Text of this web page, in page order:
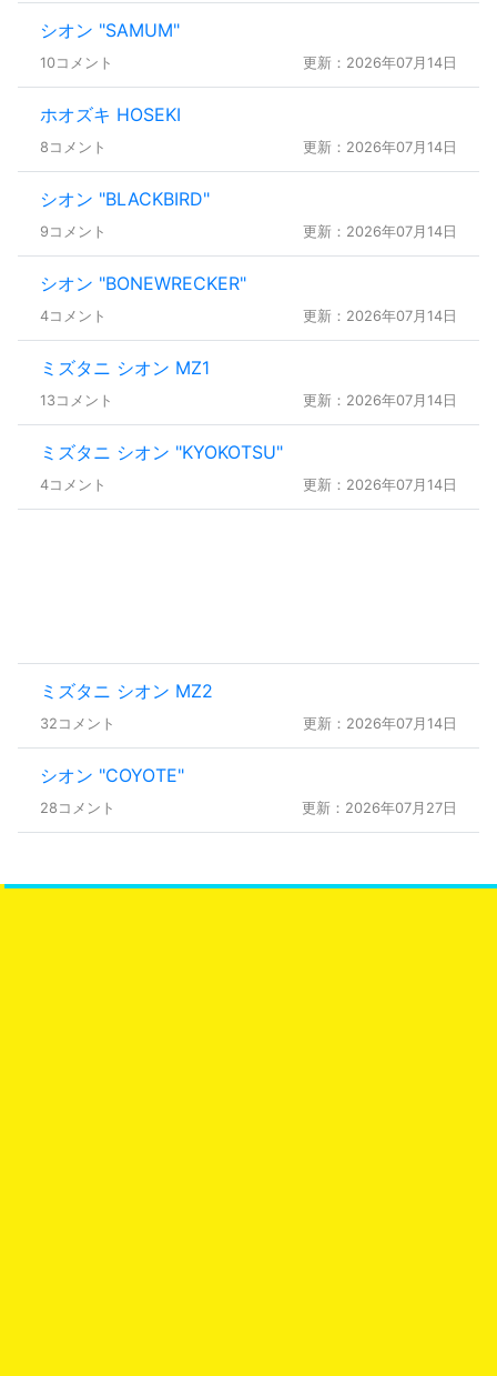
シオン "SAMUM"
10コメント 更新：2026年07月14日
ホオズキ HOSEKI
8コメント 更新：2026年07月14日
シオン "BLACKBIRD"
9コメント 更新：2026年07月14日
シオン "BONEWRECKER"
4コメント 更新：2026年07月14日
ミズタニ シオン MZ1
13コメント 更新：2026年07月14日
ミズタニ シオン "KYOKOTSU"
4コメント 更新：2026年07月14日
ミズタニ シオン MZ2
32コメント 更新：2026年07月14日
シオン "COYOTE"
28コメント 更新：2026年07月27日